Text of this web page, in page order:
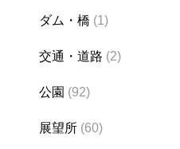
ダム・橋 (1)
交通・道路 (2)
公園 (92)
展望所 (60)